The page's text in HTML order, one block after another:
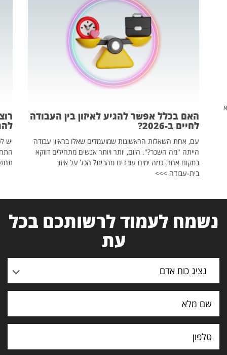
האם בכלל אפשר להגיע לאיזון בין העבודה
לחיים ב-2026?
עם, אחת השאלות הראשונות שמועמדים שאלו בראיון עבודה
הייתה "מה השכר?". היום, יותר ויותר אנשים מתחילים דווקא
במקום אחר. כמה ימים עובדים מהבית? הכל על איזון
בית-עבודה >>>
יש
נשמח לעמוד לרשותכם בכל
עת
נציג כוח אדם